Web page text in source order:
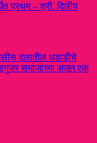
प्रथम – श्री. दिलीप
दलातील धडाडीचे
समाजाच्या अजून एक